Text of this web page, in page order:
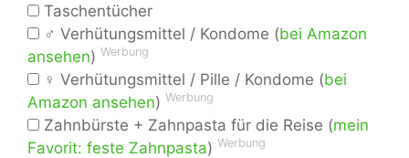
Taschentücher
♂ Verhütungsmittel / Kondome (bei Amazon
ansehen) Werbung
♀ Verhütungsmittel / Pille / Kondome (bei
Amazon ansehen) Werbung
Zahnbürste + Zahnpasta für die Reise (mein
Favorit: feste Zahnpasta) Werbung